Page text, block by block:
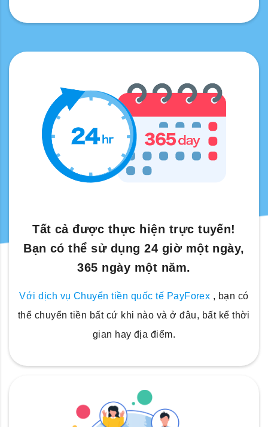
Tất cả được thực hiện trực tuyến!
Bạn có thể sử dụng 24 giờ một ngày,
365 ngày một năm.
Với dịch vụ Chuyển tiền quốc tế PayForex , bạn có
thể chuyển tiền bất cứ khi nào và ở đâu, bất kể thời
gian hay địa điểm.